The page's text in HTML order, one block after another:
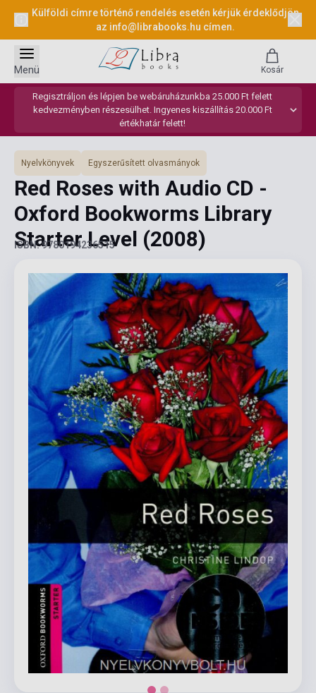
Külföldi címre történő rendelés esetén kérjük érdeklődjön
az info@librabooks.hu címen.
Regisztráljon és lépjen be webáruházunkba 25.000 Ft felett
kedvezményben részesülhet. Ingyenes kiszállítás 20.000 Ft
értékhatár felett!
Menü Kosár
Nyelvkönyvek Egyszerűsített olvasmányok
Red Roses with Audio CD -
Oxford Bookworms Library
Starter Level (2008)
ISBN: 9780194236515